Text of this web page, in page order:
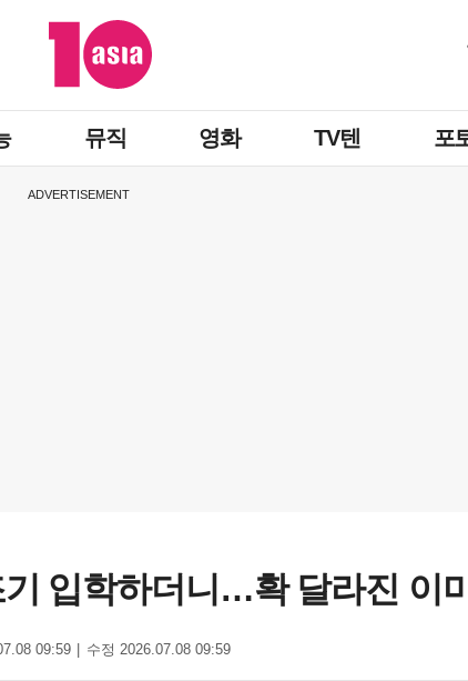
뮤직 영화 TV텐 포
ADVERTISEMENT
입학하더니…확 달라진 이
09:59 수정 2026.07.08 09:59